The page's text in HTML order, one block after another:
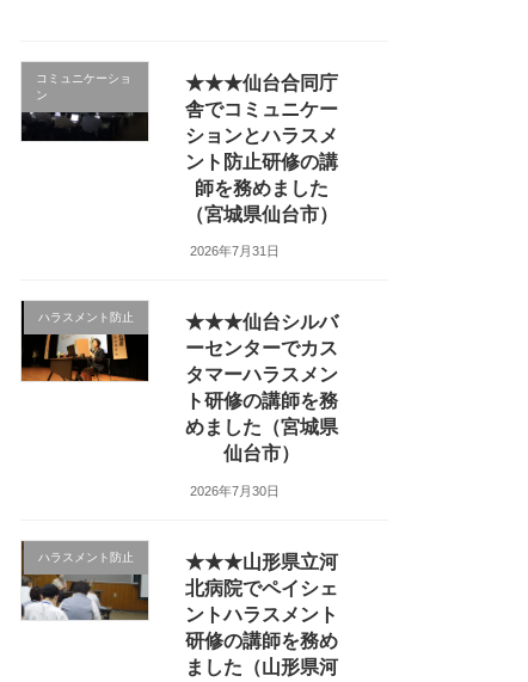
コミュニケーショ
ン
★★★仙台合同庁
舎でコミュニケー
ションとハラスメ
ント防止研修の講
師を務めました
（宮城県仙台市）
2026年7月31日
ハラスメント防止
★★★仙台シルバ
ーセンターでカス
タマーハラスメン
ト研修の講師を務
めました（宮城県
仙台市）
2026年7月30日
ハラスメント防止
★★★山形県立河
北病院でペイシェ
ントハラスメント
研修の講師を務め
ました（山形県河